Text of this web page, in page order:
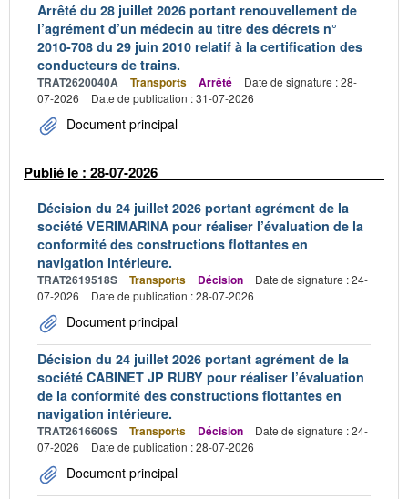
Arrêté du 28 juillet 2026 portant renouvellement de
l’agrément d’un médecin au titre des décrets n°
2010-708 du 29 juin 2010 relatif à la certification des
conducteurs de trains.
TRAT2620040A Transports Arrêté
Date de signature : 28-
07-2026
Date de publication : 31-07-2026
Document principal
Publié le : 28-07-2026
Décision du 24 juillet 2026 portant agrément de la
société VERIMARINA pour réaliser l’évaluation de la
conformité des constructions flottantes en
navigation intérieure.
TRAT2619518S Transports Décision
Date de signature : 24-
07-2026
Date de publication : 28-07-2026
Document principal
Décision du 24 juillet 2026 portant agrément de la
société CABINET JP RUBY pour réaliser l’évaluation
de la conformité des constructions flottantes en
navigation intérieure.
TRAT2616606S Transports Décision
Date de signature : 24-
07-2026
Date de publication : 28-07-2026
Document principal